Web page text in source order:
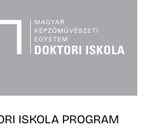
ISKOLA PROGRAM